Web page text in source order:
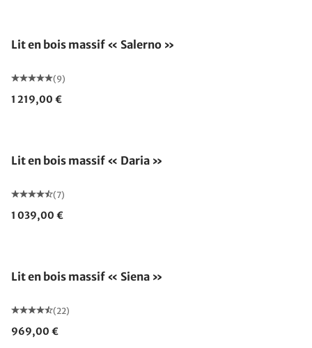
Lit en bois massif « Salerno »
(9)
1 219,00 €
Lit en bois massif « Daria »
(7)
1 039,00 €
Lit en bois massif « Siena »
(22)
969,00 €